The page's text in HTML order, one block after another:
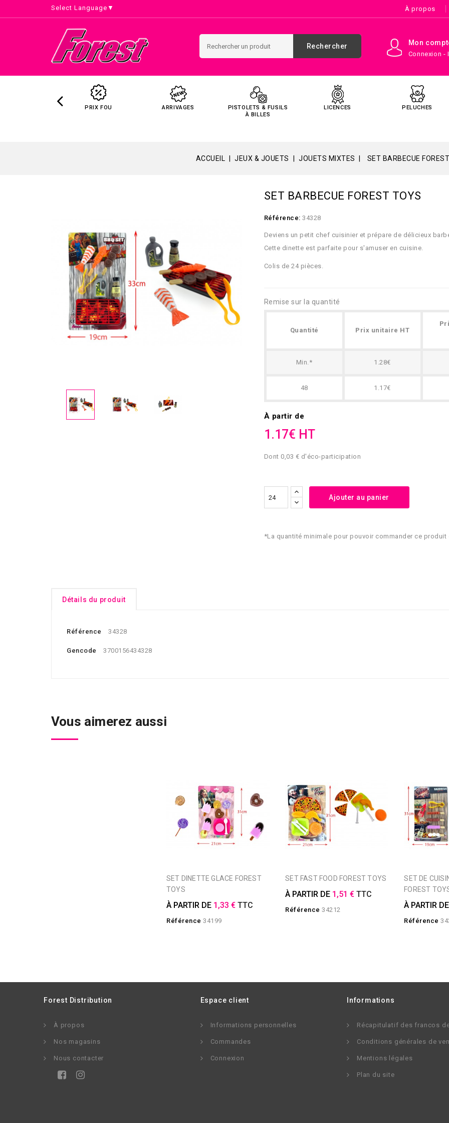
Select Language ▼ À propos
Mon
Connexion -
Rechercher
PRIX FOU ARRIVAGES
PISTOLETS & FUSILS
À BILLES
LICENCES PELUCHES
ACCUEIL JEUX & JOUETS JOUETS MIXTES SET BARBECUE
SET BARBECUE FOREST TOYS
Référence: 34328
Deviens un petit chef cuisinier et prépare de délicieux
Cette dinette est parfaite pour s'amuser en cuisine.
Colis de 24 pièces.
Remise sur la quantité
Quantité Prix unitaire HT
Min.* 1.28€
48 1.17€
À partir de
1.17€ HT
Dont 0,03 € d'éco-participation
Ajouter au panier
*La quantité minimale pour pouvoir commander ce produit
Détails du produit
Référence 34328
Gencode 3700156434328
Vous aimerez aussi
SET DINETTE GLACE FOREST
TOYS
À PARTIR DE 1,33 € TTC
Référence 34199
SET FAST FOOD FOREST TOYS
À PARTIR DE 1,51 € TTC
Référence 34212
SET DE CUISINE BARBECUE
FOREST
À PARTIR
Référence
Forest Distribution
À propos
Nos magasins
Nous contacter
Espace client
Informations personnelles
Commandes
Connexion
Informations
Récapitulatif des francos
Conditions générales de
Mentions légales
Plan du site